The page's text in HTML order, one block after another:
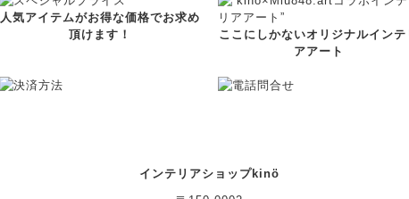
人気アイテムがお得な価格でお求め
頂けます！
ここにしかないオリジナルインテ
アアート
インテリアショップkinö